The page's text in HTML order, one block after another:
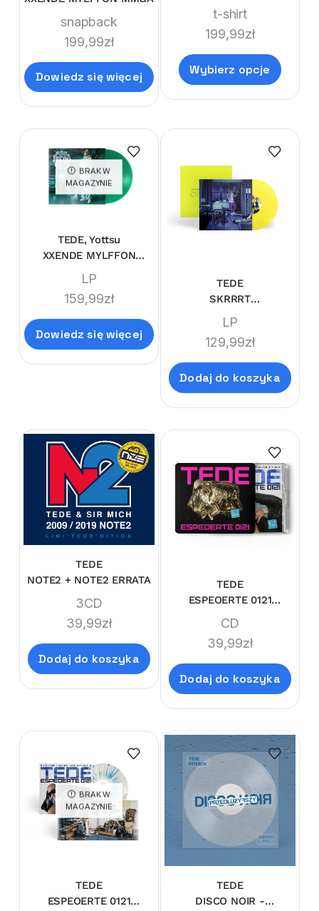
snapback
199,99zł
Dowiedz się więcej
t-shirt
199,99zł
Wybierz opcje
BRAK W
MAGAZYNIE
TEDE, Yottsu
XXENDE MYLFFON
LIMITEDE LP
LP
159,99zł
Dowiedz się więcej
TEDE
SKRRRT
(LIMI'TEDE'EDITION NEON
VINYL)
LP
129,99zł
Dodaj do koszyka
TEDE
NOTE2 + NOTE2 ERRATA
3CD
39,99zł
Dodaj do koszyka
TEDE
ESPEOERTE 0121
(LIMI'TEDE'DITION)
CD
39,99zł
Dodaj do koszyka
BRAK W
MAGAZYNIE
TEDE
ESPEOERTE 0121
TEDE
DISCO NOIR -